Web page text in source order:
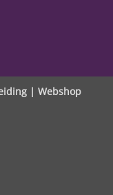
| Webshop